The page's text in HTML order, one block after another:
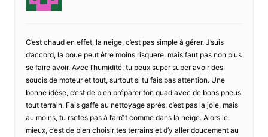
C’est chaud en effet, la neige, c’est pas simple à gérer. J’suis
d’accord, la boue peut être moins risquere, mais faut pas non plus
se faire avoir. Avec l’humidité, tu peux super super avoir des
soucis de moteur et tout, surtout si tu fais pas attention. Une
bonne idése, c’est de bien préparer ton quad avec de bons pneus
tout terrain. Fais gaffe au nettoyage après, c’est pas la joie, mais
au moins, tu rsetes pas à l’arrêt comme dans la neige. Alors le
mieux, c’est de bien choisir tes terrains et d’y aller doucement au